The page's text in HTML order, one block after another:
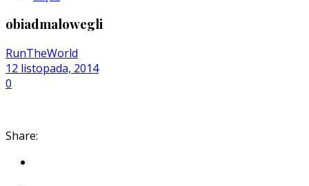
obiadmalowegli
RunTheWorld
12 listopada, 2014
0
Share: